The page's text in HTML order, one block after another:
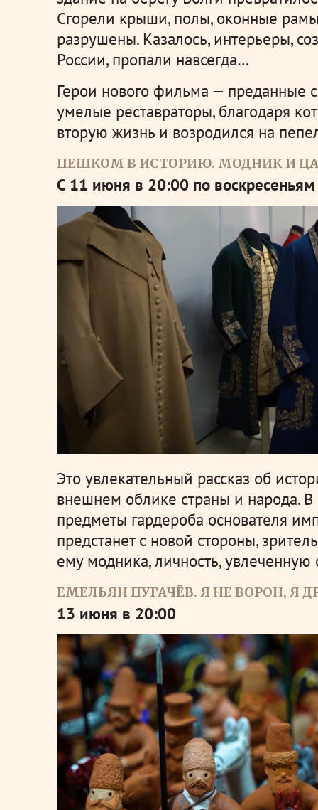
Сгорели крыши, полы, оконные
разрушены. Казалось, интерьеры,
России, пропали навсегда…
Герои нового фильма — преданные
умелые реставраторы, благодаря
вторую жизнь и возродился на
ПЕШКОМ В ИСТОРИЮ. МОДНИК И
С 11 июня в 20:00 по воскресеньям
Это увлекательный рассказ об
внешнем облике страны и народа.
предметы гардероба основателя
предстанет с новой стороны,
ему модника, личность,
ЕМЕЛЬЯН ПУГАЧЁВ. Я НЕ ВОРОН, Я
13 июня в 20:00